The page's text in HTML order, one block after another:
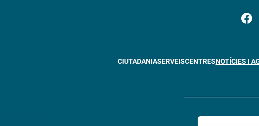
CIUTADANIASERVEISCENTRESNOTÍCIES I